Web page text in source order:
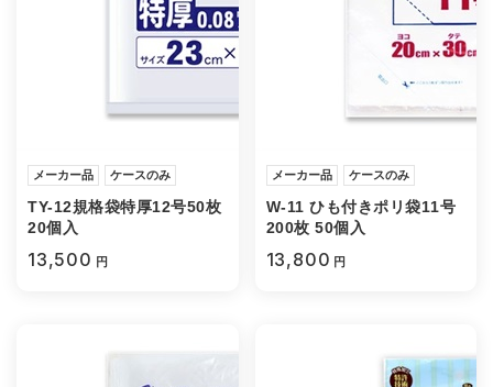
メーカー品 ケースのみ
TY-12規格袋特厚12号50枚
20個入
13,500 円
メーカー品 ケースのみ
W-11 ひも付きポリ袋11号
200枚 50個入
13,800 円